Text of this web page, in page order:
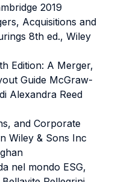
2019
Acquisitions and
8th ed., Wiley
Edition: A Merger,
Guide McGraw-
Alexandra Reed
and Corporate
Wiley & Sons Inc
nel mondo ESG,